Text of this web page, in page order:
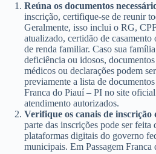
Reúna os documentos
inscrição, certifique-se de reunir
Geralmente, isso inclui o RG,
atualizado, certidão de
de renda familiar. Caso sua
deficiência ou idosos,
médicos ou declarações podem
previamente a lista de
Franca do Piauí – PI no site
atendimento autorizados.
Verifique os canais de inscrição
parte das inscrições pode ser
plataformas digitais do governo
municipais. Em Passagem